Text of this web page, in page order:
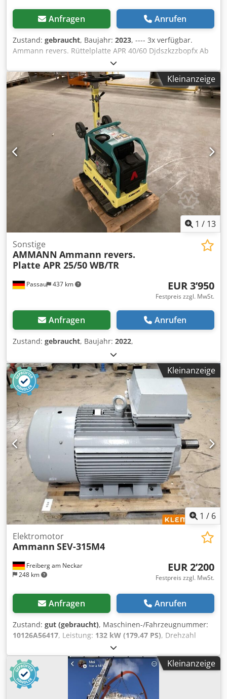
Anfragen Anrufen
Zustand: gebraucht, Baujahr: 2023, ---- 3x verfügbar.
Ammann revers. Rüttelplatte APR 40/60 Djdszkzzbopfx Ab
Neck EQ: 100563147 BJ: 2023 Ammann revers. Rüttelplatte
APR 40/60 EQ: 100563148 BJ: 2023 Daten: Motor:Hatz /
Diesel Maschinengewicht:284kg
Verdichtungsbreite:600mm
Kleinanzeige
1 / 13
Passau 437 km
Sonstige
AMMANN Ammann revers.
Platte APR 25/50 WB/TR
EUR 3’950
Festpreis zzgl. MwSt.
Anfragen Anrufen
Zustand: gebraucht, Baujahr: 2022,
Kleinanzeige
1 / 6
Freiberg am Neckar
248 km
Elektromotor
Ammann SEV-315M4
EUR 2’200
Festpreis zzgl. MwSt.
Anfragen Anrufen
Zustand: gut (gebraucht), Maschinen-/Fahrzeugnummer:
10126A56417, Leistung: 132 kW (179.47 PS), Drehzahl
, Eingangsspannung:
Eingangsstrom:228 A, Gesamtgewicht:1’020 kg,
Gesamtlänge:
1’200 mm, Gesamtbreite: 800 mm,
Gesamthöhe:
1’100 mm, AMMANN Motor, Typ SEV-315M4
Technische Spezifikationen: Modell: SEV-315M4 Dcodpfx
Kleinanzeige